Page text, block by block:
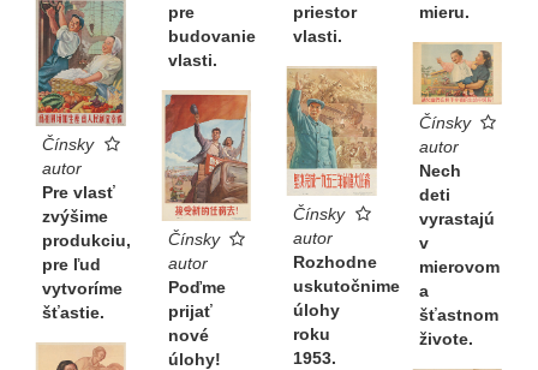
pre
budovanie
vlasti.
priestor
vlasti.
mieru.
Čínsky
autor
Pre vlasť
zvýšime
produkciu,
pre ľud
vytvoríme
šťastie.
Čínsky
autor
Nech
deti
vyrastajú
v
mierovom
a
šťastnom
živote.
Čínsky
autor
Rozhodne
uskutočnime
úlohy
roku
1953.
Čínsky
autor
Poďme
prijať
nové
úlohy!